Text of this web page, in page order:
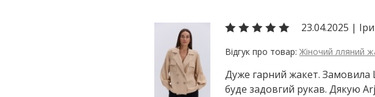
23.04.2025 |
Жіночий лляний
Дуже гарний жакет. Замовила
буде задовгий рукав. Дякую